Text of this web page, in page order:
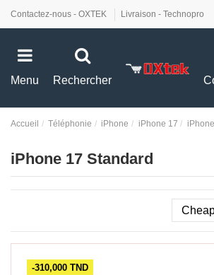
Contactez-nous - OXTEK Livraison - Technopro
Menu Rechercher
Accueil Téléphonie iPhone iPhone 17
iPhone 17 Standard
-310,000 TND